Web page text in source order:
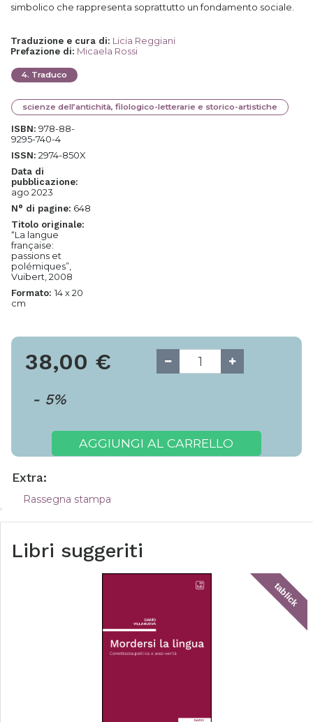
simbolico che rappresenta soprattutto un fondamento sociale.
Traduzione e cura di: Licia Reggiani
Prefazione di: Micaela Rossi
4. Traduco
scienze dell’antichità, filologico-letterarie e storico-artistiche
ISBN: 978-88-
9295-740-4
ISSN: 2974-850X
Data di
pubblicazione:
ago 2023
N° di pagine: 648
Titolo originale:
“La langue
française:
passions et
polémiques”,
Vuibert, 2008
Formato: 14 x 20
cm
38,00 €
- 5%
AGGIUNGI AL CARRELLO
Extra:
Rassegna stampa
Libri suggeriti
tablick